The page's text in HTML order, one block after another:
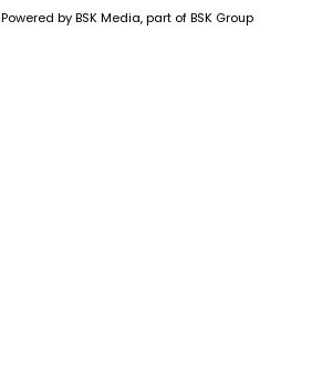
Powered byBSK Media, part ofBSK Group